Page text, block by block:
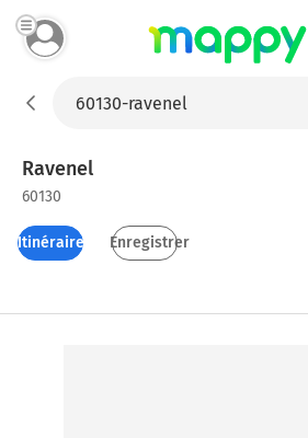
Ravenel
60130
Itinéraires Enregistrer